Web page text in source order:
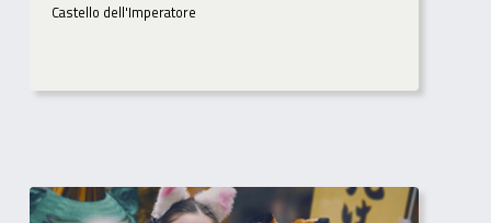
Castello dell'Imperatore